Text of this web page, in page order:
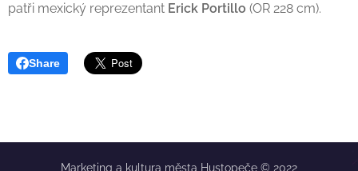
patři mexický reprezentant Erick Portillo (OR 228 cm).
Share
Marketing a kultura města Hustopeče © 2022